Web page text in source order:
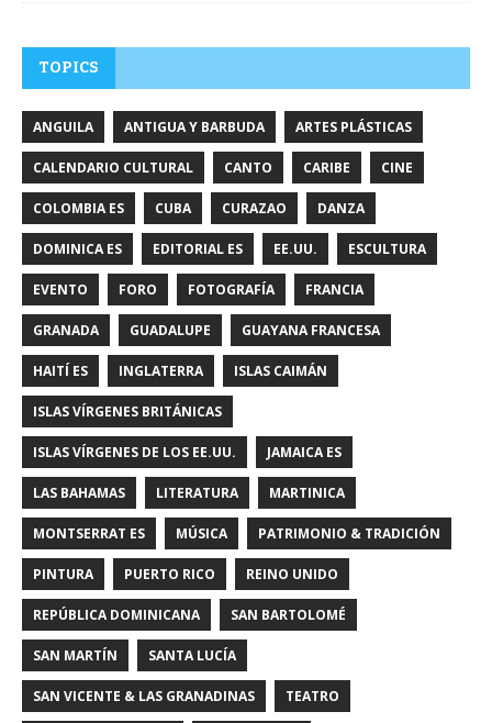
TOPICS
ANGUILA ANTIGUA Y BARBUDA ARTES PLÁSTICAS
CALENDARIO CULTURAL CANTO CARIBE CINE
COLOMBIA ES CUBA CURAZAO DANZA
DOMINICA ES EDITORIAL ES EE.UU. ESCULTURA
EVENTO FORO FOTOGRAFÍA FRANCIA
GRANADA GUADALUPE GUAYANA FRANCESA
HAITÍ ES INGLATERRA ISLAS CAIMÁN
ISLAS VÍRGENES BRITÁNICAS
ISLAS VÍRGENES DE LOS EE.UU. JAMAICA ES
LAS BAHAMAS LITERATURA MARTINICA
MONTSERRAT ES MÚSICA PATRIMONIO & TRADICIÓN
PINTURA PUERTO RICO REINO UNIDO
REPÚBLICA DOMINICANA SAN BARTOLOMÉ
SAN MARTÍN SANTA LUCÍA
SAN VICENTE & LAS GRANADINAS TEATRO